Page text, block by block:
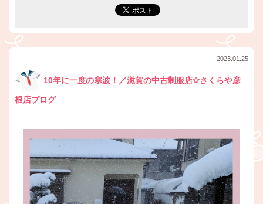
2023.01.25
10年に一度の寒波！／滋賀の中古制服店✩さくらや彦
根店ブログ